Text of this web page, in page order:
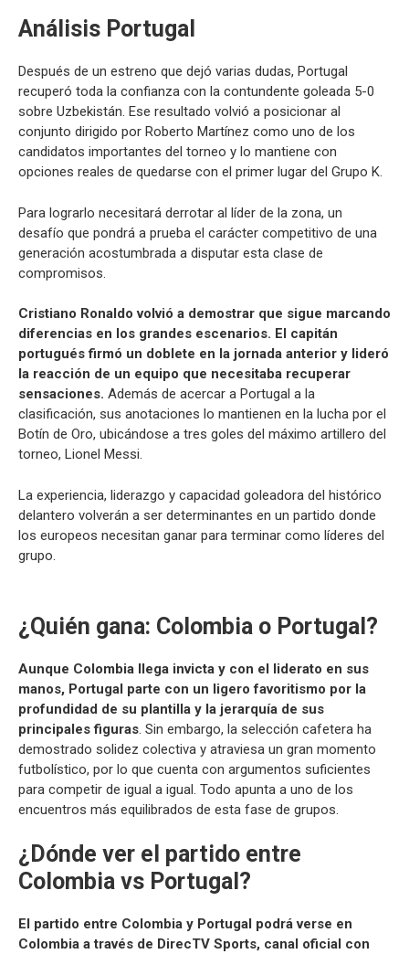
Análisis Portugal
Después de un estreno que dejó varias dudas, Portugal
recuperó toda la confianza con la contundente goleada 5-0
sobre Uzbekistán. Ese resultado volvió a posicionar al
conjunto dirigido por Roberto Martínez como uno de los
candidatos importantes del torneo y lo mantiene con
opciones reales de quedarse con el primer lugar del Grupo K.
Para lograrlo necesitará derrotar al líder de la zona, un
desafío que pondrá a prueba el carácter competitivo de una
generación acostumbrada a disputar esta clase de
compromisos.
Cristiano Ronaldo volvió a demostrar que sigue marcando
diferencias en los grandes escenarios. El capitán
portugués firmó un doblete en la jornada anterior y lideró
la reacción de un equipo que necesitaba recuperar
sensaciones. Además de acercar a Portugal a la
clasificación, sus anotaciones lo mantienen en la lucha por el
Botín de Oro, ubicándose a tres goles del máximo artillero del
torneo, Lionel Messi.
La experiencia, liderazgo y capacidad goleadora del histórico
delantero volverán a ser determinantes en un partido donde
los europeos necesitan ganar para terminar como líderes del
grupo.
¿Quién gana: Colombia o Portugal?
Aunque Colombia llega invicta y con el liderato en sus
manos, Portugal parte con un ligero favoritismo por la
profundidad de su plantilla y la jerarquía de sus
principales figuras. Sin embargo, la selección cafetera ha
demostrado solidez colectiva y atraviesa un gran momento
futbolístico, por lo que cuenta con argumentos suficientes
para competir de igual a igual. Todo apunta a uno de los
encuentros más equilibrados de esta fase de grupos.
¿Dónde ver el partido entre
Colombia vs Portugal?
El partido entre Colombia y Portugal podrá verse en
Colombia a través de DirecTV Sports, canal oficial con